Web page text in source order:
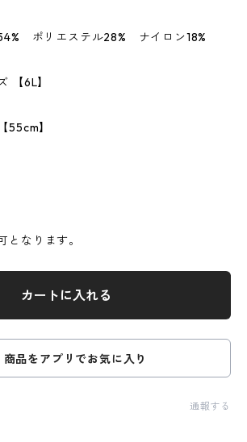
ポリエステル28% ナイロン18%
【6L】
】
なります。
カートに入れる
商品をアプリでお気に入り
通報する